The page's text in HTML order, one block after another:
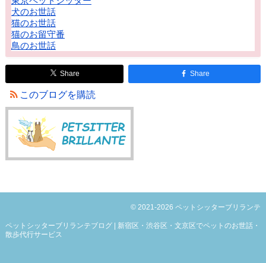
犬のお世話
猫のお世話
猫のお留守番
鳥のお世話
Share Share
このブログを購読
© 2021-2026 ペットシッターブリランテ
ペットシッターブリランテブログ | 新宿区・渋谷区・文京区でペットのお世話・
散歩代行サービス